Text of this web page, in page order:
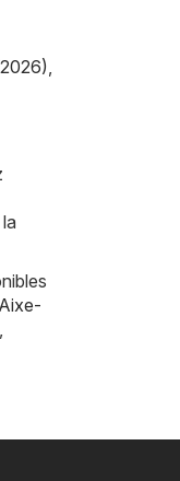
,
Aixe-
,